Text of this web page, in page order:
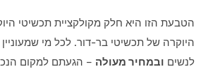
הטבעת הזו היא חלק מקולקציית תכשיטי
היוקרה של תכשיטי בר-דור. לכל מי
לנשים ובמחיר מעולה – הגעתם למקום